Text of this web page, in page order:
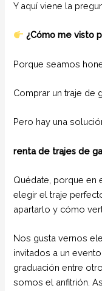
Y aquí viene la
¿Cómo me visto
Porque seamos
Comprar un traje de
Pero hay una
renta de trajes de
Quédate, porque en
elegir el traje
apartarlo y cómo
Nos gusta vernos
invitados a un
graduación entre
somos el anfitrión.